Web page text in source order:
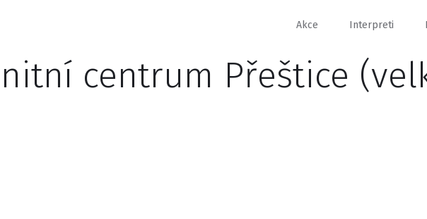
Akce Interpreti
centrum Přeštice